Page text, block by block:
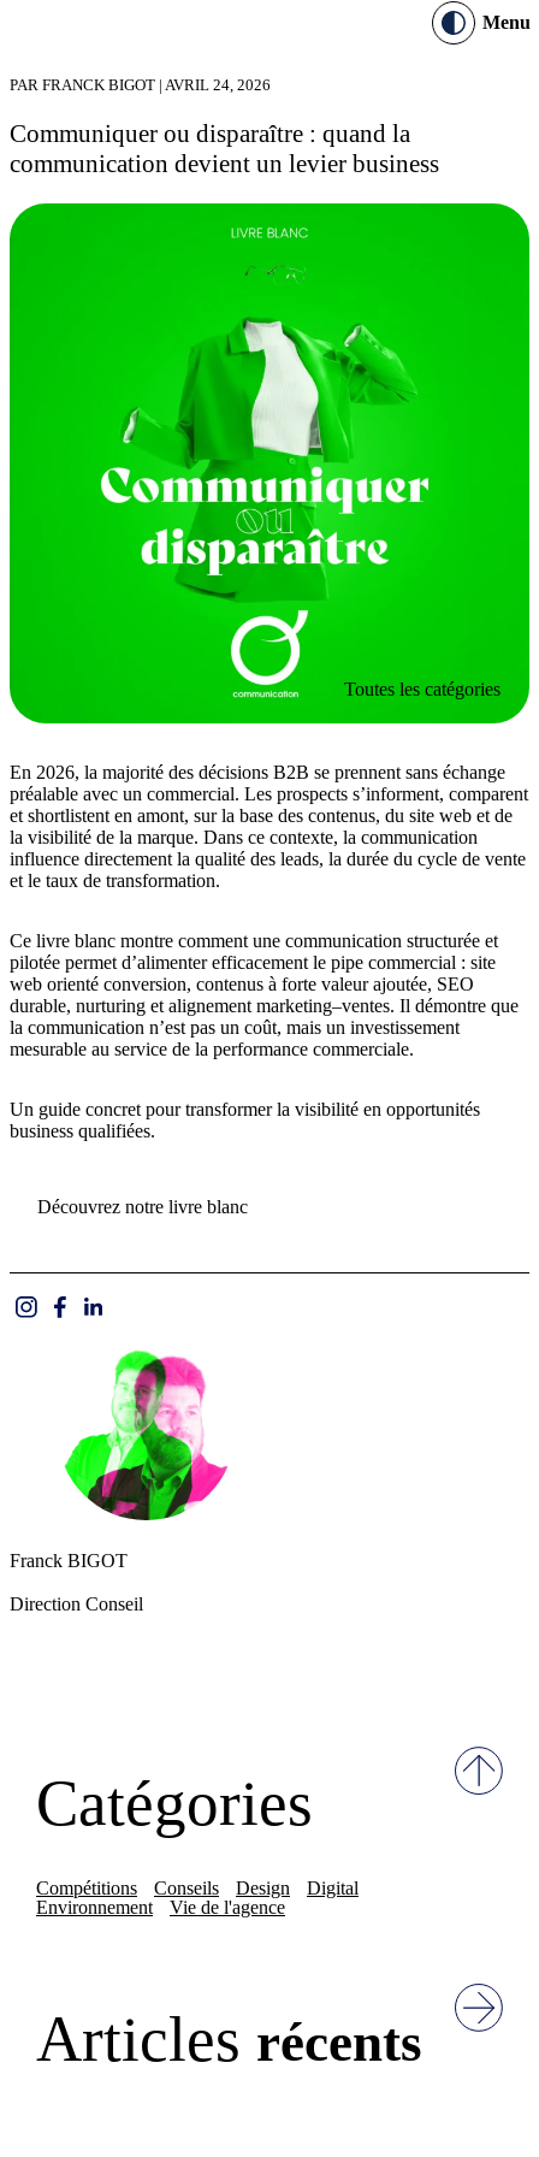
Menu
PAR FRANCK BIGOT | AVRIL 24, 2026
Communiquer ou disparaître : quand la
communication devient un levier business
Toutes les catégories
En 2026, la majorité des décisions B2B se prennent sans échange
préalable avec un commercial. Les prospects s’informent, comparent
et shortlistent en amont, sur la base des contenus, du site web et de
la visibilité de la marque. Dans ce contexte, la communication
influence directement la qualité des leads, la durée du cycle de vente
et le taux de transformation.
Ce livre blanc montre comment une communication structurée et
pilotée permet d’alimenter efficacement le pipe commercial : site
web orienté conversion, contenus à forte valeur ajoutée, SEO
durable, nurturing et alignement marketing–ventes. Il démontre que
la communication n’est pas un coût, mais un investissement
mesurable au service de la performance commerciale.
Un guide concret pour transformer la visibilité en opportunités
business qualifiées.
Découvrez notre livre blanc
Franck BIGOT
Direction Conseil
Catégories
Compétitions Conseils Design
Digital
Environnement
Vie de l'agence
Articles récents